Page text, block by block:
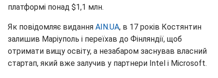
платформі понад $1,1 млн.
Як повідомляє видання AIN.UA, в 17 років Костянтин
залишив Маріуполь і переїхав до Фінляндії, щоб
отримати вищу освіту, а незабаром заснував власний
стартап, який вже залучив у партнери Intel і Microsoft.